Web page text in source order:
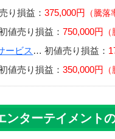
り損益：375,000円 騰落
値売り損益：750,000円
ービス …初値売り損益：
値売り損益：350,000円
ンターテイメント